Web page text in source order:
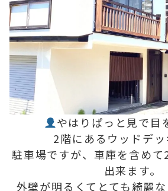
やはりぱっと見で目
2階にあるウッドデッ
駐車場ですが、車庫を含め
出来ます。
外壁が明るくてとても綺麗な